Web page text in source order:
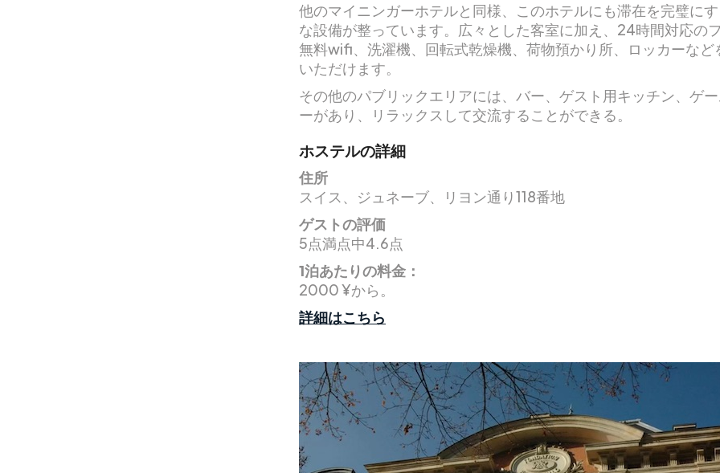
他のマイニンガーホテルと同様、このホテルにも滞在を完璧に
な設備が整っています。広々とした客室に加え、24時間対応の
無料wifi、洗濯機、回転式乾燥機、荷物預かり所、ロッカーなど
いただけます。
その他のパブリックエリアには、バー、ゲスト用キッチン、ゲ
ーがあり、リラックスして交流することができる。
ホステルの詳細
住所
スイス、ジュネーブ、リヨン通り118番地
ゲストの評価
5点満点中4.6点
1泊あたりの料金：
2000 ¥から。
詳細はこちら